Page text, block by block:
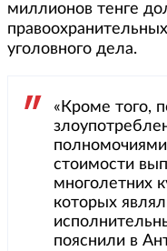
миллионов тенге
уголовного дела.
«Кроме того,
стоимости
многолетних
которых
пояснили в